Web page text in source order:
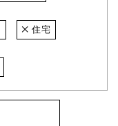
住宅